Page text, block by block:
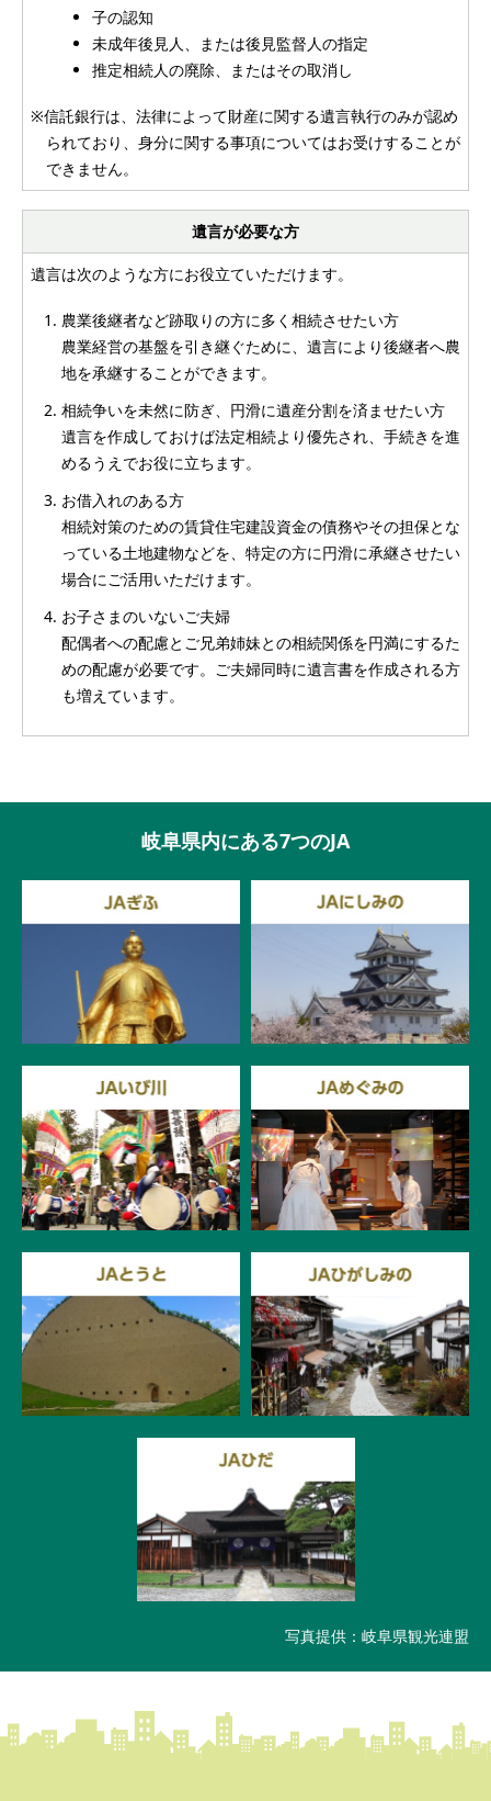
子の認知
未成年後見人、または後見監督人の指定
推定相続人の廃除、またはその取消し
※信託銀行は、法律によって財産に関する遺言執行のみが認め
られており、身分に関する事項についてはお受けすることが
できません。
遺言が必要な方
遺言は次のような方にお役立ていただけます。
農業後継者など跡取りの方に多く相続させたい方
農業経営の基盤を引き継ぐために、遺言により後継者へ農
地を承継することができます。
相続争いを未然に防ぎ、円滑に遺産分割を済ませたい方
遺言を作成しておけば法定相続より優先され、手続きを進
めるうえでお役に立ちます。
お借入れのある方
相続対策のための賃貸住宅建設資金の債務やその担保とな
っている土地建物などを、特定の方に円滑に承継させたい
場合にご活用いただけます。
お子さまのいないご夫婦
配偶者への配慮とご兄弟姉妹との相続関係を円満にするた
めの配慮が必要です。ご夫婦同時に遺言書を作成される方
も増えています。
岐阜県内にある7つのJA
写真提供：岐阜県観光連盟